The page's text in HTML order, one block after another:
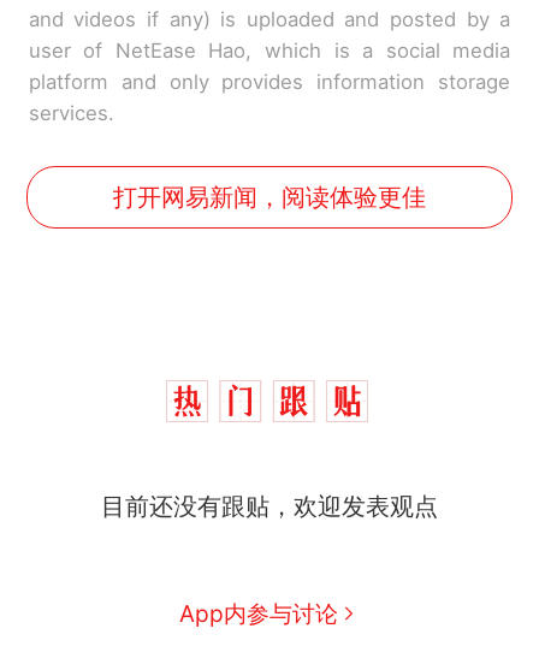
and videos if any) is uploaded and posted by a
user of NetEase Hao, which is a social media
platform and only provides information storage
services.
打开网易新闻，阅读体验更佳
目前还没有跟贴，欢迎发表观点
App内参与讨论
因老师一句“跟我回家”改写了
眼了……
佛山一中学招聘物理教师，笔
试前13名均遭淘汰？教育局：